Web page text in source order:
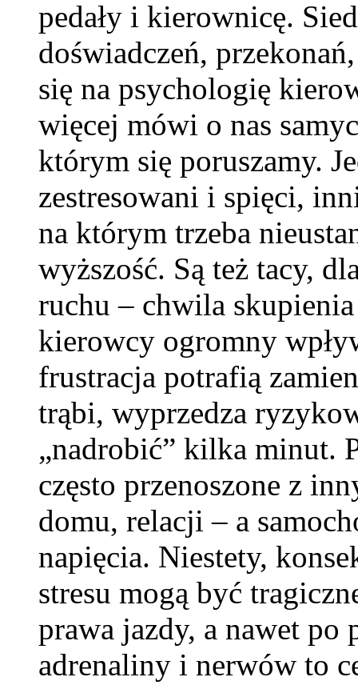
pedały i kierownicę.
doświadczeń,
się na psychologię
więcej mówi o nas
którym się poruszamy.
zestresowani i spięci,
na którym trzeba
wyższość. Są też tacy,
ruchu – chwila
kierowcy ogromny
frustracja potrafią
trąbi, wyprzedza
„nadrobić” kilka minut.
często przenoszone z
domu, relacji – a
napięcia. Niestety,
stresu mogą być
prawa jazdy, a nawet po
adrenaliny i nerwów to